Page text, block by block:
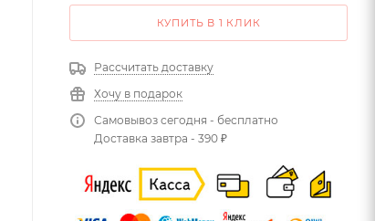
КУПИТЬ В 1 КЛИК
Рассчитать доставку
Хочу в подарок
Самовывоз сегодня - бесплатно
Доставка завтра - 390 ₽